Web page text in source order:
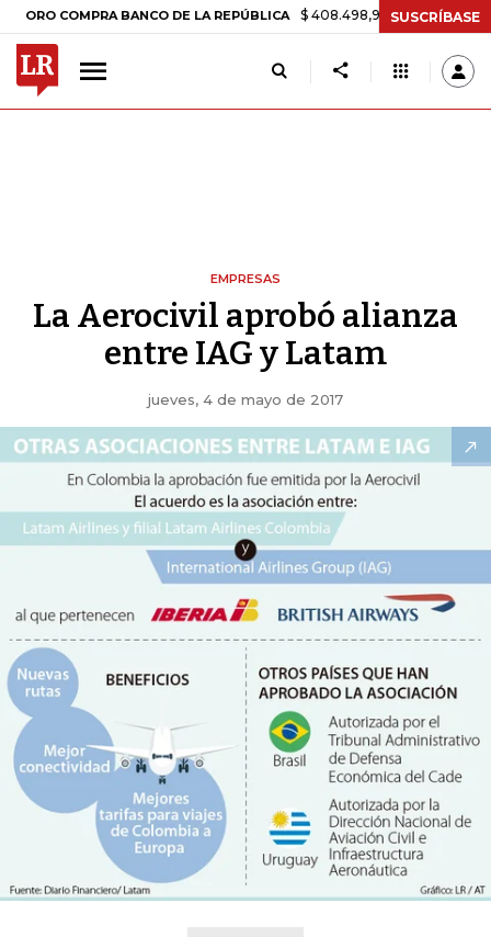
BANCO DE LA REPÚBLICA $ 408.498,97 +$ 8.753,81 +2,19%
SUSCRÍBASE
EMPRESAS
La Aerocivil aprobó alianza
entre IAG y Latam
jueves, 4 de mayo de 2017